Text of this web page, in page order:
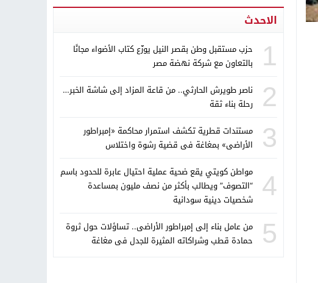
الاحدث
1
حزب مستقبل وطن بقصر النيل يوزّع كتاب الأضواء مجانًا
بالتعاون مع شركة نهضة مصر
2
ناصر طويرش الحارثي.. من قاعة المزاد إلى شاشة الخبر…
رحلة بناء ثقة
3
مستندات قطرية تكشف استمرار محاكمة «إمبراطور
الأراضى» بمغاغة فى قضية رشوة واختلاس
4
مواطن كويتي يقع ضحية عملية احتيال عابرة للحدود باسم
“التصوف” ويطالب بأكثر من نصف مليون بمساعدة
شخصيات دينية سودانية
5
من عامل بناء إلى إمبراطور الأراضى.. تساؤلات حول ثروة
حمادة قطب وشراكاته المثيرة للجدل فى مغاغة